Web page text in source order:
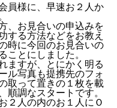
員様に、早速お２人か
、お見合いの申込みを
する方法などをお教え
時に今回のお見合いの
ことにしました。
ますが、とにかく明る
ル写真も提携先のフォ
取って置きの１枚を載
順調なスタートです。
２人の内のお１人にＯ